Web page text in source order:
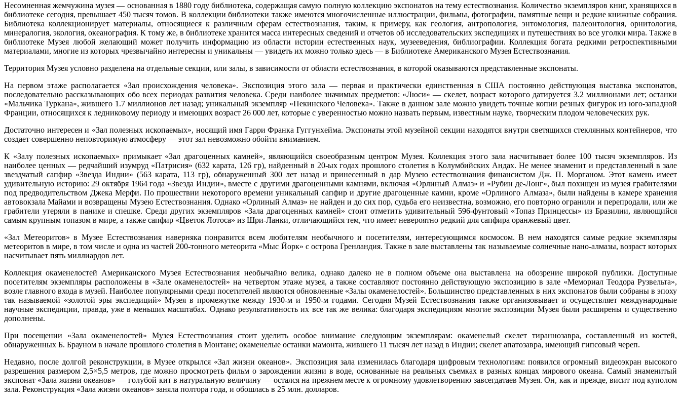
Несомненная жемчужина музея — основанная в 1880 году библиотека, содержащая самую полную коллекцию экспонатов на тему естествознания. Количество экземпляров книг, хранящихся в
библиотеке сегодня, превышает 450 тысяч томов. В коллекции библиотеки также имеются многочисленные иллюстрации, фильмы, фотографии, памятные вещи и редкие книжные собрания.
Библиотека коллекционирует материалы, относящиеся к различным сферам естествознания, таким, к примеру, как геология, антропология, энтомология, палеонтология, орнитология,
минералогия, экология, океанография. К тому же, в библиотеке хранится масса интересных сведений и отчетов об исследовательских экспедициях и путешествиях во все уголки мира. Также в
библиотеке Музея любой желающий может получить информацию из области истории естественных наук, музееведения, библиографии. Коллекция богата редкими ретроспективными
материалами, многие из которых чрезвычайно интересны и уникальны — увидеть их можно только здесь — в Библиотеке Американского Музея Естествознания.
Территория Музея условно разделена на отдельные секции, или залы, в зависимости от области естествознания, в которой оказываются представленные экспонаты.
На первом этаже располагается «Зал происхождения человека». Экспозиция этого зала — первая и практически единственная в США постоянно действующая выставка экспонатов,
последовательно рассказывающих обо всех периодах развития человека. Среди наиболее значимых предметов: «Люси» — скелет, возраст которого датируется 3.2 миллионами лет; останки
«Мальчика Туркана», жившего 1.7 миллионов лет назад; уникальный экземпляр «Пекинского Человека». Также в данном зале можно увидеть точные копии резных фигурок из юго-западной
Франции, относящихся к ледниковому периоду и имеющих возраст 26 000 лет, которые с уверенностью можно назвать первым, известным науке, творческим плодом человеческих рук.
Достаточно интересен и «Зал полезных ископаемых», носящий имя Гарри Франка Гуггунхейма. Экспонаты этой музейной секции находятся внутри светящихся стеклянных контейнеров, что
создает совершенно неповторимую атмосферу — этот зал невозможно обойти вниманием.
К «Залу полезных ископаемых» примыкает «Зал драгоценных камней», являющийся своеобразным центром Музея. Коллекция этого зала насчитывает более 100 тысяч экземпляров. Из
наиболее ценных — редчайший изумруд «Патрисия» (632 карата, 126 гр), найденный в 20-ых годах прошлого столетия в Колумбийских Андах. Не менее знаменит и представленный в зале
звездчатый сапфир «Звезда Индии» (563 карата, 113 гр), обнаруженный 300 лет назад и принесенный в дар Музею естествознания финансистом Дж. П. Морганом. Этот камень имеет
удивительную историю: 29 октября 1964 года «Звезда Индии», вместе с другими драгоценными камнями, включая «Орлиный Алмаз» и «Рубин де-Лонг», был похищен из музея грабителями
под предводительством Джека Мерфи. По прошествии некоторого времени уникальный сапфир и другие драгоценные камни, кроме «Орлиного Алмаза», были найдены в камере хранения
автовокзала Майами и возвращены Музею Естествознания. Однако «Орлиный Алмаз» не найден и до сих пор, судьба его неизвестна, возможно, его повторно огранили и перепродали, или же
грабители утеряли в панике и спешке. Среди других экземпляров «Зала драгоценных камней» стоит отметить удивительный 596-фунтовый «Топаз Принцессы» из Бразилии, являющийся
самым крупным топазом в мире, а также сапфир «Цветок Лотоса» из Шри-Ланки, отличающийся тем, что имеет невероятно редкий для сапфира оранжевый цвет.
«Зал Метеоритов» в Музее Естествознания наверняка понравится всем любителям необычного и посетителям, интересующимся космосом. В нем находятся самые редкие экземпляры
метеоритов в мире, в том числе и одна из частей 200-тонного метеорита «Мыс Йорк» с острова Гренландия. Также в зале выставлены так называемые солнечные нано-алмазы, возраст которых
насчитывает пять миллиардов лет.
Коллекция окаменелостей Американского Музея Естествознания необычайно велика, однако далеко не в полном объеме она выставлена на обозрение широкой публики. Доступные
посетителям экземпляры расположены в «Зале окаменелостей» на четвертом этаже музея, а также составляют постоянно действующую экспозицию в зале «Мемориал Теодора Рузвельта»,
возле главного входа в музей. Наиболее популярными среди посетителей являются обновленные «Залы окаменелостей». Большинство представленных в них экспонатов были собраны в эпоху
так называемой «золотой эры экспедиций» Музея в промежутке между 1930-м и 1950-м годами. Сегодня Музей Естествознания также организовывает и осуществляет международные
научные экспедиции, правда, уже в меньших масштабах. Однако результативность их все так же велика: благодаря экспедициям многие экспозиции Музея были расширены и существенно
дополнены.
При посещении «Зала окаменелостей» Музея Естествознания стоит уделить особое внимание следующим экземплярам: окаменелый скелет тираннозавра, составленный из костей,
обнаруженных Б. Брауном в начале прошлого столетия в Монтане; окаменелые останки мамонта, жившего 11 тысяч лет назад в Индии; скелет апатозавра, имеющий гипсовый череп.
Недавно, после долгой реконструкции, в Музее открылся «Зал жизни океанов». Экспозиция зала изменилась благодаря цифровым технологиям: появился огромный видеоэкран высокого
разрешения размером 2,5×5,5 метров, где можно просмотреть фильм о зарождении жизни в воде, основанные на реальных съемках в разных концах мирового океана. Самый знаменитый
экспонат «Зала жизни океанов» — голубой кит в натуральную величину — остался на прежнем месте к огромному удовлетворению завсегдатаев Музея. Он, как и прежде, висит под куполом
зала. Реконструкция «Зала жизни океанов» заняла полтора года, и обошлась в 25 млн. долларов.